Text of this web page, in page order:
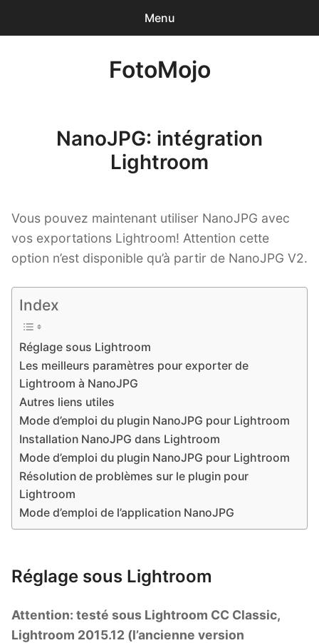
Menu
NanoJPG V4 simple
Méga-formation Strobist / Studio de Rue
Lumière et flash TTL
Le Look Noir et Blanc
Blaise Retouche Portrait
Animaphoto
FotoMojo
NanoJPG: intégration
Lightroom
Vous pouvez maintenant utiliser NanoJPG avec
vos exportations Lightroom! Attention cette
option n’est disponible qu’à partir de NanoJPG V2.
Index
Réglage sous Lightroom
Les meilleurs paramètres pour exporter de
Lightroom à NanoJPG
Autres liens utiles
Mode d’emploi du plugin NanoJPG pour Lightroom
Installation NanoJPG dans Lightroom
Mode d’emploi du plugin NanoJPG pour Lightroom
Résolution de problèmes sur le plugin pour
Lightroom
Mode d’emploi de l’application NanoJPG
Réglage sous Lightroom
Attention: testé sous Lightroom CC Classic,
Lightroom 2015.12 (l’ancienne version